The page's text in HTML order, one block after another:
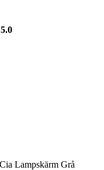
5.0
Lampskärm Grå